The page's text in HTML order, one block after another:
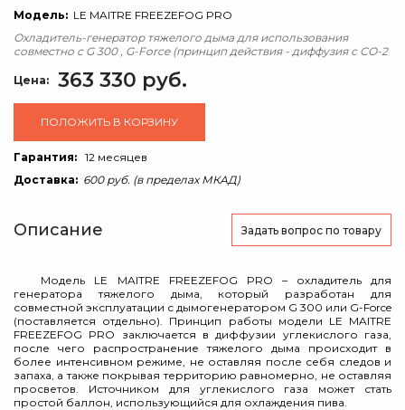
Модель: LE MAITRE FREEZEFOG PRO
Охладитель-генератор тяжелого дыма для использования
совместно с G 300 , G-Force (принцип действия - диффузия с СО-2
Цена: 363 330 руб.
ПОЛОЖИТЬ В КОРЗИНУ
Гарантия: 12 месяцев
Доставка: 600 руб. (в пределах МКАД)
Описание Задать вопрос по товару
Модель LE MAITRE FREEZEFOG PRO – охладитель для
генератора тяжелого дыма, который разработан для
совместной эксплуатации с дымогенератором G 300 или G-Force
(поставляется отдельно). Принцип работы модели LE MAITRE
FREEZEFOG PRO заключается в диффузии углекислого газа,
после чего распространение тяжелого дыма происходит в
более интенсивном режиме, не оставляя после себя следов и
запаха, а также покрывая территорию равномерно, не оставляя
просветов. Источником для углекислого газа может стать
простой баллон, использующийся для охлаждения пива.